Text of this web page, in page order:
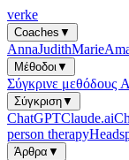
verke
Coaches ▼
AnnaJudithMarie
Μέθοδοι▼
Σύγκρινε μεθόδους
Σύγκριση▼
ChatGPTClaude.ai
person therapy
Άρθρα ▼